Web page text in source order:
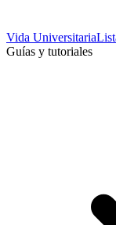
Vida Universitaria
Guías y tutoriales